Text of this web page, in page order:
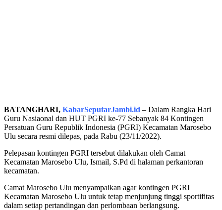
BATANGHARI, KabarSeputarJambi.id – Dalam Rangka Hari
Guru Nasiaonal dan HUT PGRI ke-77 Sebanyak 84 Kontingen
Persatuan Guru Republik Indonesia (PGRI) Kecamatan Marosebo
Ulu secara resmi dilepas, pada Rabu (23/11/2022).
Pelepasan kontingen PGRI tersebut dilakukan oleh Camat
Kecamatan Marosebo Ulu, Ismail, S.Pd di halaman perkantoran
kecamatan.
Camat Marosebo Ulu menyampaikan agar kontingen PGRI
Kecamatan Marosebo Ulu untuk tetap menjunjung tinggi sportifitas
dalam setiap pertandingan dan perlombaan berlangsung.